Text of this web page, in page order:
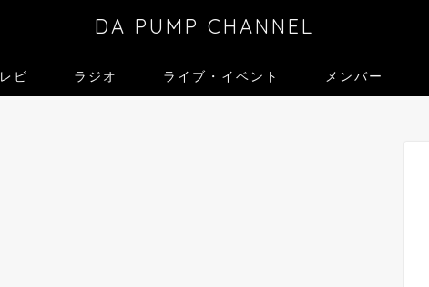
DA PUMP CHANNEL
ビ ラジオ ライブ・イベント メンバー